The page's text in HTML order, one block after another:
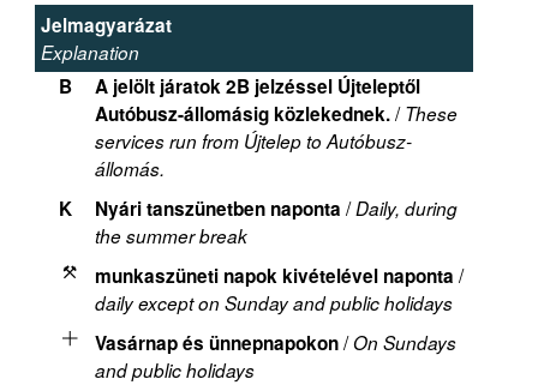
Jelmagyarázat
Explanation
B
A jelölt járatok 2B jelzéssel Újteleptől
Autóbusz-állomásig közlekednek./These
services run from Újtelep to Autóbusz-
állomás.
K Nyári tanszünetben naponta /Daily, during
the summer break
munkaszüneti napok kivételével naponta /
daily except on Sunday and public holidays
Vasárnap és ünnepnapokon/On Sundays
and public holidays